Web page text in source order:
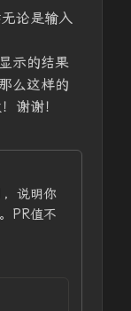
论是输入
示的结果
么这样的
谢谢！
说明你
PR值不